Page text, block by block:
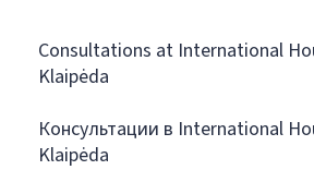
Consultations at International
Klaipėda
Консультации в International
Klaipėda